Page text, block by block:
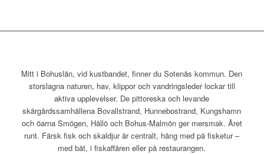
Mitt i Bohuslän, vid kustbandet, finner du Sotenäs kommun. Den
storslagna naturen, hav, klippor och vandringsleder lockar till
aktiva upplevelser. De pittoreska och levande
skärgårdssamhällena Bovallstrand, Hunnebostrand, Kungshamn
och öarna Smögen, Hållö och Bohus-Malmön ger mersmak. Året
runt. Färsk fisk och skaldjur är centralt, häng med på fisketur –
med båt, i fiskaffären eller på restaurangen.